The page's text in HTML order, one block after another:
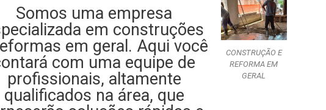
Somos uma empresa
em construções
em geral. Aqui você
com uma equipe de
profissionais, altamente
qualificados na área, que
CONSTRUÇÃO E
REFORMA EM
GERAL